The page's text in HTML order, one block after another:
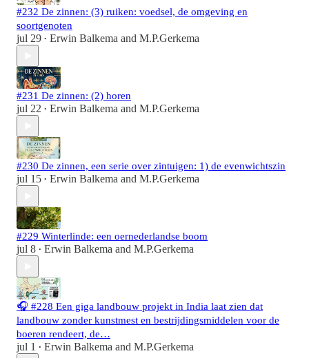
#232 De zinnen: (3) ruiken: voedsel, de omgeving en
soortgenoten
jul 29 • Erwin Balkema and M.P.Gerkema
#231 De zinnen: (2) horen
jul 22 • Erwin Balkema and M.P.Gerkema
#230 De zinnen, een serie over zintuigen: 1) de evenwichtszin
jul 15 • Erwin Balkema and M.P.Gerkema
#229 Winterlinde: een oernederlandse boom
jul 8 • Erwin Balkema and M.P.Gerkema
🎧 #228 Een giga landbouw projekt in India laat zien dat
landbouw zonder kunstmest en bestrijdingsmiddelen voor de
boeren rendeert, de…
jul 1 • Erwin Balkema and M.P.Gerkema